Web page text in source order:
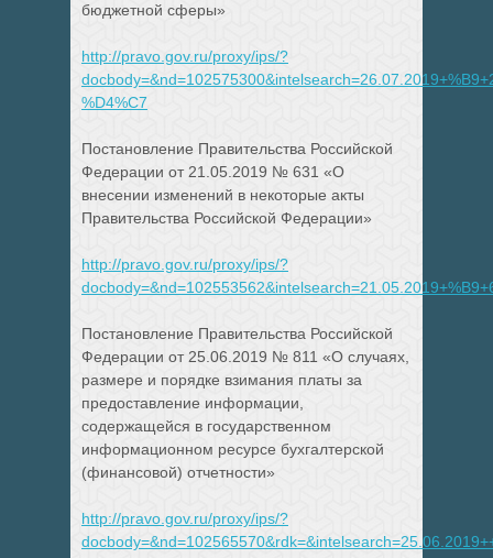
бюджетной сферы»
http://pravo.gov.ru/proxy/ips/?
%D4%C7
Постановление Правительства Российской
Федерации от 21.05.2019 № 631 «О
внесении изменений в некоторые акты
Правительства Российской Федерации»
http://pravo.gov.ru/proxy/ips/?
Постановление Правительства Российской
Федерации от 25.06.2019 № 811 «О случаях,
размере и порядке взимания платы за
предоставление информации,
содержащейся в государственном
информационном ресурсе бухгалтерской
(финансовой) отчетности»
http://pravo.gov.ru/proxy/ips/?